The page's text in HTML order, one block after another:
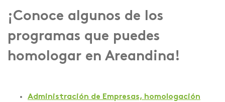
¡Conoce algunos de los
programas que puedes
homologar en Areandina!
Administración de Empresas, homologación